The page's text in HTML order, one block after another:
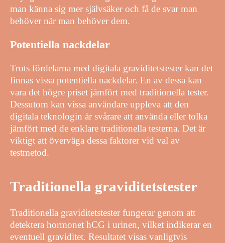
man känna sig mer självsäker och få de svar man
behöver när man behöver dem.
Potentiella nackdelar
Trots fördelarna med digitala graviditetstester kan det
finnas vissa potentiella nackdelar. En av dessa kan
vara det högre priset jämfört med traditionella tester.
Dessutom kan vissa användare uppleva att den
digitala teknologin är svårare att använda eller tolka
jämfört med de enklare traditionella testerna. Det är
viktigt att överväga dessa faktorer vid val av
testmetod.
Traditionella graviditetstester
Traditionella graviditetstester fungerar genom att
detektera hormonet hCG i urinen, vilket indikerar en
eventuell graviditet. Resultatet visas vanligtvis